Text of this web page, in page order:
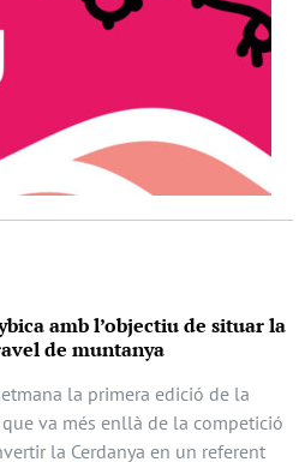
amb l’objectiu de situar la
de muntanya
la primera edició de la
va més enllà de la competició
la Cerdanya en un referent